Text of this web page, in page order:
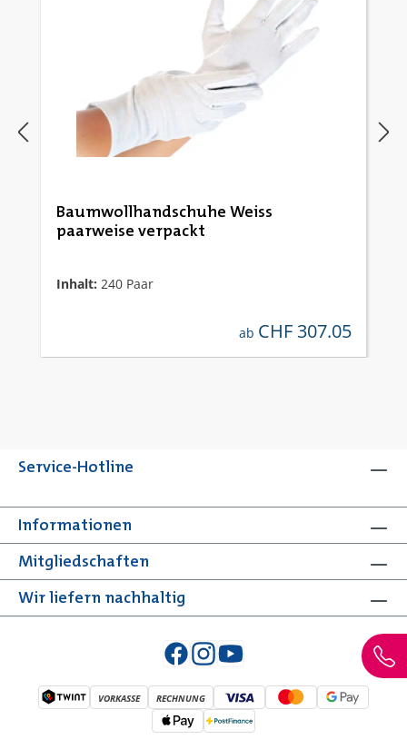
Baumwollhandschuhe Weiss
paarweise verpackt
Inhalt: 240 Paar
regulärer preis:
ab CHF 307.05
Service-Hotline
Mitgliedschaften
Informationen
Wir liefern nachhaltig
VORKASSE RECHNUNG